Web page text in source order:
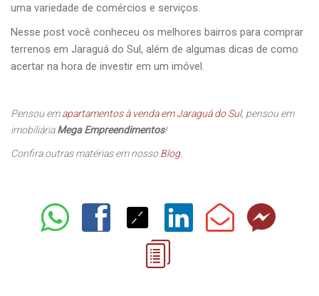
uma variedade de comércios e serviços.
Nesse post você conheceu os melhores bairros para comprar
terrenos em Jaraguá do Sul, além de algumas dicas de como
acertar na hora de investir em um imóvel.
Pensou emapartamentos à venda em Jaraguá do Sul, pensou em
imobiliáriaMega Empreendimentos!
Confira outras matérias em nossoBlog.